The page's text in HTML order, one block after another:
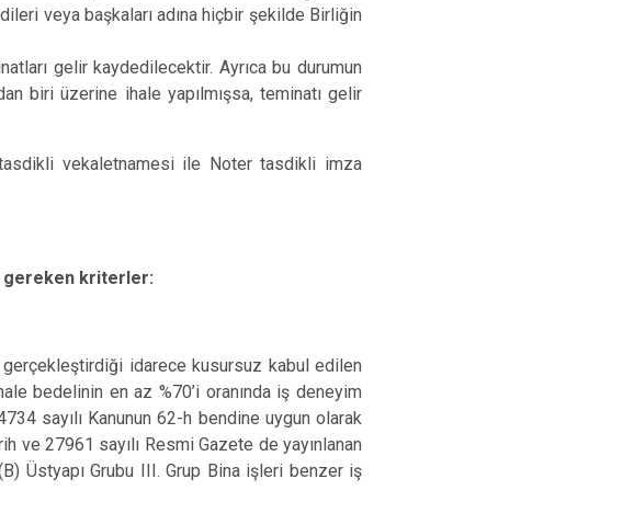
veya başkaları adına hiçbir şekilde Birliğin
gelir kaydedilecektir. Ayrıca bu durumun
biri üzerine ihale yapılmışsa, teminatı gelir
vekaletnamesi ile Noter tasdikli imza
gereken kriterler:
idarece kusursuz kabul edilen
bedelinin en az %70’i oranında iş deneyim
sayılı Kanunun 62-h bendine uygun olarak
27961 sayılı Resmi Gazete de yayınlanan
Üstyapı Grubu III. Grup Bina işleri benzer iş